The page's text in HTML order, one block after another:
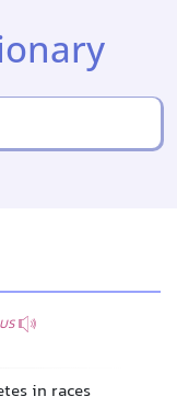
US
in races